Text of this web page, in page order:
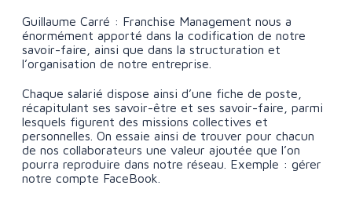
Guillaume Carré : Franchise Management nous a
énormément apporté dans la codification de notre
savoir-faire, ainsi que dans la structuration et
l’organisation de notre entreprise.
Chaque salarié dispose ainsi d’une fiche de poste,
récapitulant ses savoir-être et ses savoir-faire, parmi
lesquels figurent des missions collectives et
personnelles. On essaie ainsi de trouver pour chacun
de nos collaborateurs une valeur ajoutée que l’on
pourra reproduire dans notre réseau. Exemple : gérer
notre compte FaceBook.